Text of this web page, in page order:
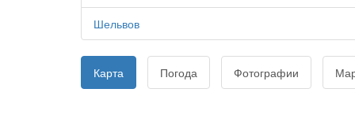
Шельвов
Карта Погода Фотографии